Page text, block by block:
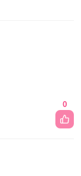
0